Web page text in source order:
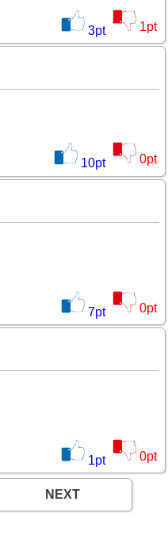
3pt 1pt
10pt 0pt
7pt 0pt
1pt 0pt
NEXT